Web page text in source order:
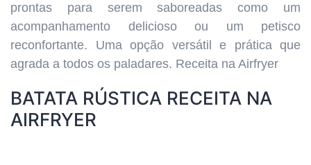
prontas para serem saboreadas como um
acompanhamento delicioso ou um petisco
reconfortante. Uma opção versátil e prática que
agrada a todos os paladares. Receita na Airfryer
BATATA RÚSTICA RECEITA NA
AIRFRYER